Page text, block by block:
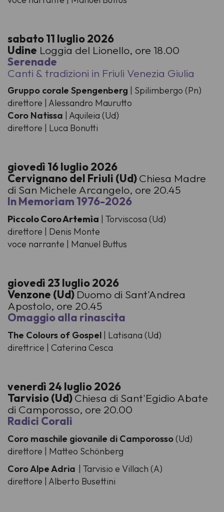
sabato 11 luglio 2026
Udine Loggia del Lionello, ore 18.00
Serenade
Canti & tradizioni in Friuli Venezia Giulia
Gruppo corale Spengenberg | Spilimbergo (Pn)
direttore | Alessandro Maurutto
Coro Natissa | Aquileia (Ud)
direttore | Luca Bonutti
giovedì 16 luglio 2026
Cervignano del Friuli (Ud)Chiesa Madre
di San Michele Arcangelo, ore 20.45
In Memoriam 1976-2026
Piccolo Coro Artemìa | Torviscosa (Ud)
direttore | Denis Monte
voce narrante | Manuel Buttus
giovedì 23 luglio 2026
Venzone (Ud) Duomo di Sant'Andrea
Apostolo, ore 20.45
Omaggio alla rinascita
The Colours of Gospel | Latisana (Ud)
direttrice | Caterina Cesca
venerdì 24 luglio 2026
Tarvisio (Ud)Chiesa di Sant'Egidio Abate
di Camporosso, ore 20.00
Radici Corali
Coro maschile giovanile di Camporosso(Ud)
direttore | Matteo Schönberg
Coro Alpe Adria | Tarvisio e Villach (A)
direttore | Alberto Busettini